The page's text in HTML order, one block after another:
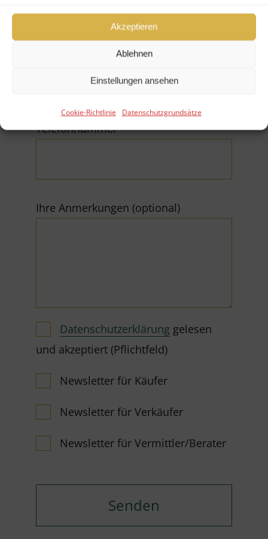
Akzeptieren
Ablehnen
Einstellungen ansehen
Cookie-Richtlinie Datenschutzgrundsätze
E-Mail (*Pflichtfeld)
Telefonnummer
Ihre Anmerkungen (optional)
Datenschutzerklärung gelesen
und akzeptiert (Pflichtfeld)
Newsletter für Käufer
Newsletter für Verkäufer
Newsletter für Vermittler/Berater